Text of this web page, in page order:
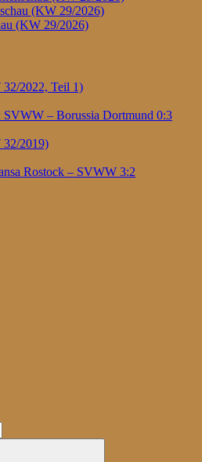
(KW 29/2026)
(KW 29/2026)
32/2022, Teil 1)
– Borussia Dortmund 0:3
32/2019)
Rostock – SVWW 3:2